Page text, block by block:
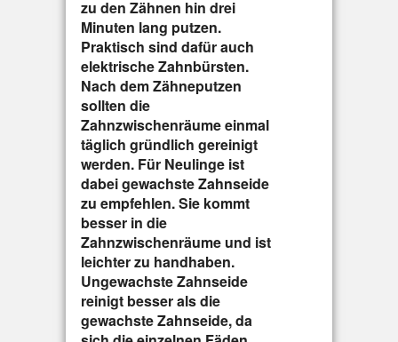
zu den Zähnen hin drei
Minuten lang putzen.
Praktisch sind dafür auch
elektrische Zahnbürsten.
Nach dem Zähneputzen
sollten die
Zahnzwischenräume einmal
täglich gründlich gereinigt
werden. Für Neulinge ist
dabei gewachste Zahnseide
zu empfehlen. Sie kommt
besser in die
Zahnzwischenräume und ist
leichter zu handhaben.
Ungewachste Zahnseide
reinigt besser als die
gewachste Zahnseide, da